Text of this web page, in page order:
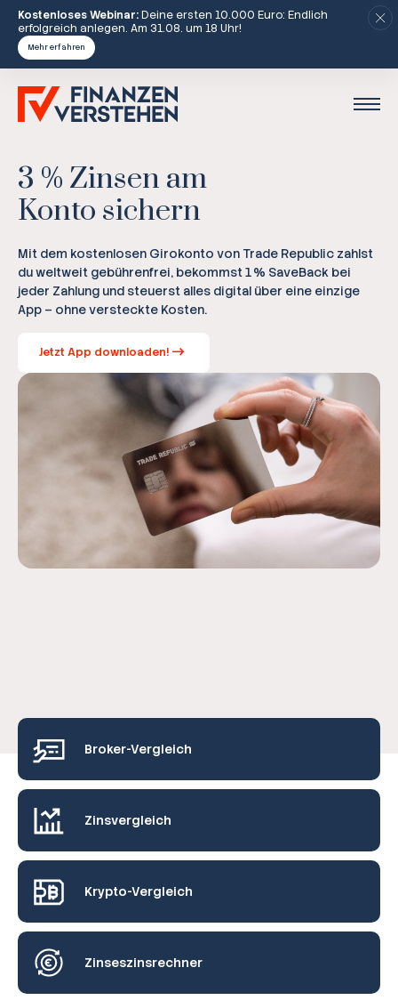
Kostenloses Webinar:Deine ersten 10.000 Euro: Endlich
erfolgreich anlegen. Am 31.08. um 18 Uhr!
Mehr erfahren
3 % Zinsen am
Konto sichern
Mit dem kostenlosen Girokonto von Trade Republic zahlst
du weltweit gebührenfrei, bekommst 1 % SaveBack bei
jeder Zahlung und steuerst alles digital über eine einzige
App – ohne versteckte Kosten.
Jetzt App downloaden!
Broker-Vergleich
Zinsvergleich
Krypto-Vergleich
Zinseszinsrechner